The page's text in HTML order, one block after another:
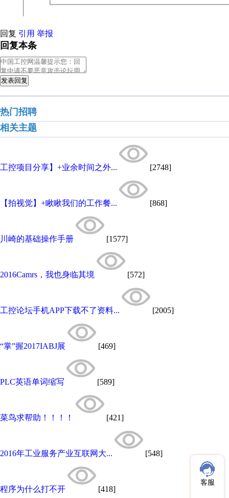
回复 引用 举报
回复本条
发表回复
热门招聘
相关主题
工控项目分享】+业余时间之外... [2748]
【拍视觉】+瞅瞅我们的工作餐... [868]
川崎的基础操作手册 [1577]
2016Camrs，我也身临其境 [572]
工控论坛手机APP下载不了资料... [2005]
“掌”握2017IABJ展 [469]
PLC英语单词缩写 [589]
菜鸟求帮助！！！！ [421]
2016年工业服务产业互联网大... [548]
程序为什么打不开 [418]
客服